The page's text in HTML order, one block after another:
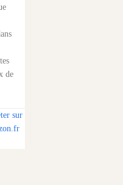
de
sur